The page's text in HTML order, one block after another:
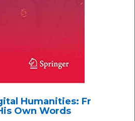
Humanities: Fr
Own Words